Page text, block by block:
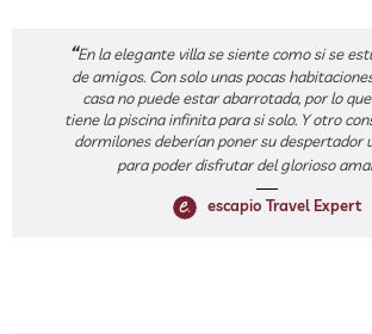
En la elegante villa se siente como si se
de amigos. Con solo unas pocas
casa no puede estar abarrotada, por lo
tiene la piscina infinita para si solo. Y otro
dormilones deberían poner su despertador
para poder disfrutar del glorioso
escapio Travel Expert